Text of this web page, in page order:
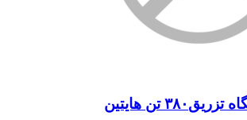
تن هایتین